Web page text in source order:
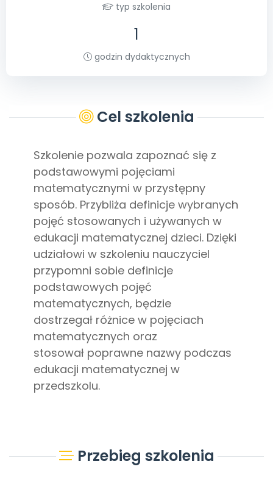
typ szkolenia
1
godzin dydaktycznych
Cel szkolenia
Szkolenie pozwala zapoznać się z
podstawowymi pojęciami
matematycznymi w przystępny
sposób. Przybliża definicje wybranych
pojęć stosowanych i używanych w
edukacji matematycznej dzieci. Dzięki
udziałowi w szkoleniu nauczyciel
przypomni sobie definicje
podstawowych pojęć
matematycznych, będzie
dostrzegał różnice w pojęciach
matematycznych oraz
stosował poprawne nazwy podczas
edukacji matematycznej w
przedszkolu.
Przebieg szkolenia